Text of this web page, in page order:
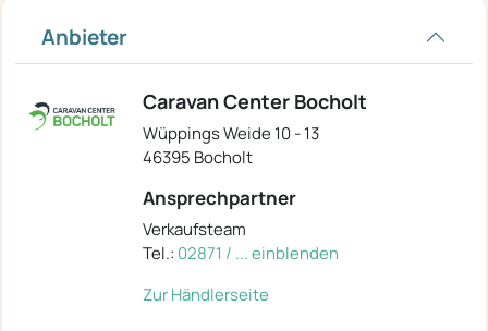
Anbieter
Caravan Center Bocholt
Wüppings Weide 10 - 13
46395 Bocholt
Ansprechpartner
Verkaufsteam
Tel.: 02871 / ... einblenden
Zur Händlerseite